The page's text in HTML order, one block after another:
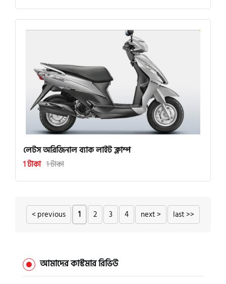
লেটস অরিজিনাল ব্যাক লাইট ক্লাম্প
1 টাকা 1 টাকা
< previous 1 2 3 4 next > last >>
আমাদের কাস্টমার রিভিউ